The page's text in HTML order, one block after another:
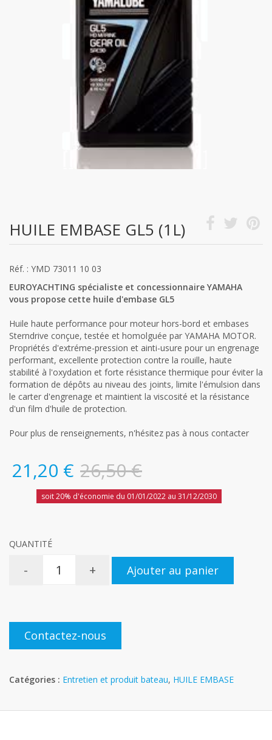
HUILE EMBASE GL5 (1L)
Réf. : YMD 73011 10 03
EUROYACHTING spécialiste et concessionnaire YAMAHA
vous propose cette huile d'embase GL5
Huile haute performance pour moteur hors-bord et embases
Sterndrive conçue, testée et homolguée par YAMAHA MOTOR.
Propriétés d'extréme-pression et ainti-usure pour un engrenage
performant, excellente protection contre la rouille, haute
stabilité à l'oxydation et forte résistance thermique pour éviter la
formation de dépôts au niveau des joints, limite l'émulsion dans
le carter d'engrenage et maintient la viscosité et la résistance
d'un film d'huile de protection.
Pour plus de renseignements, n'hésitez pas à nous contacter
21,20 € 26,50 €
soit 20% d'économie du 01/01/2022 au 31/12/2030
QUANTITÉ
- + Ajouter au panier
Contactez-nous
Catégories : Entretien et produit bateau, HUILE EMBASE